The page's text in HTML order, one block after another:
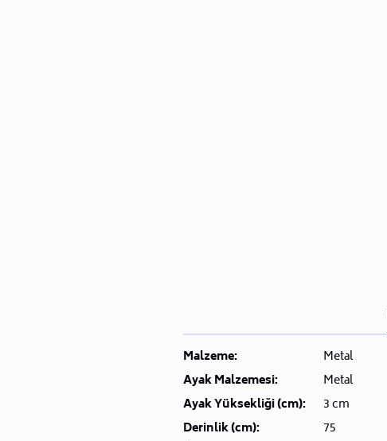
Malzeme:
Metal
Ayak Malzemesi:
Metal
Ayak Yüksekliği (cm):
3 cm
Derinlik (cm):
75